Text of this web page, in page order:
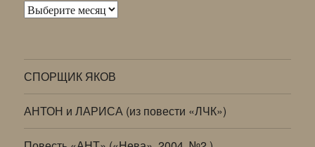
Архивы
СПОРЩИК ЯКОВ
АНТОН и ЛАРИСА (из повести «ЛЧК»)